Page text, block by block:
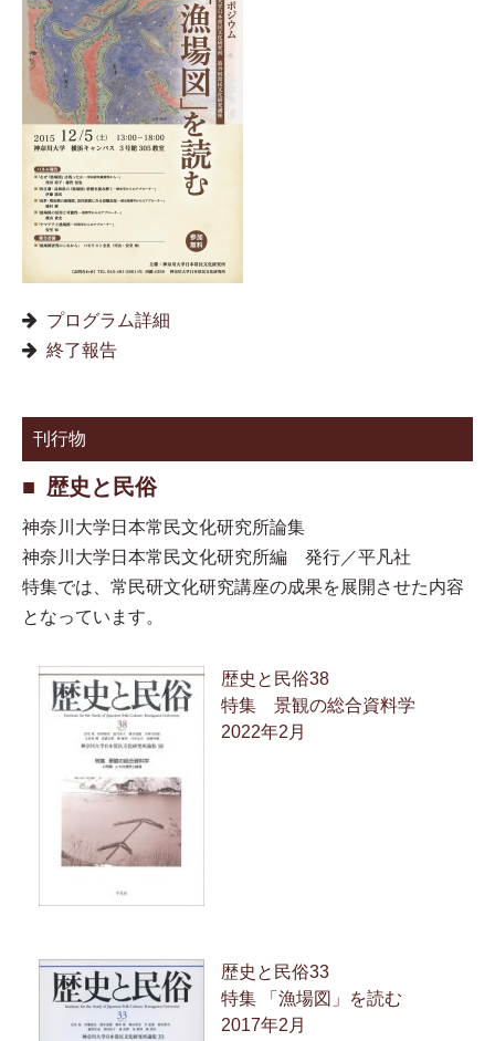
プログラム詳細
終了報告
刊行物
歴史と民俗
神奈川大学日本常民文化研究所論集
神奈川大学日本常民文化研究所編 発行／平凡社
特集では、常民研文化研究講座の成果を展開させた内容
となっています。
歴史と民俗38
特集 景観の総合資料学
2022年2月
歴史と民俗33
特集 「漁場図」を読む
2017年2月